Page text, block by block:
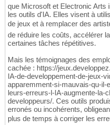
que Microsoft et Electronic
les outils d'IA. Elles visent à
de jeux et à remplacer des
de réduire les coûts, accélérer
certaines tâches répétitives.
Mais les témoignages des
cachée : https://
IA-de-developpement-de-jeux-
apparemment-si-mauvais-qu-
leurs-erreurs-l-IA-augmente-la-
developpeurs/. Ces outils
erronés ou incohérents,
plus de temps à corriger les